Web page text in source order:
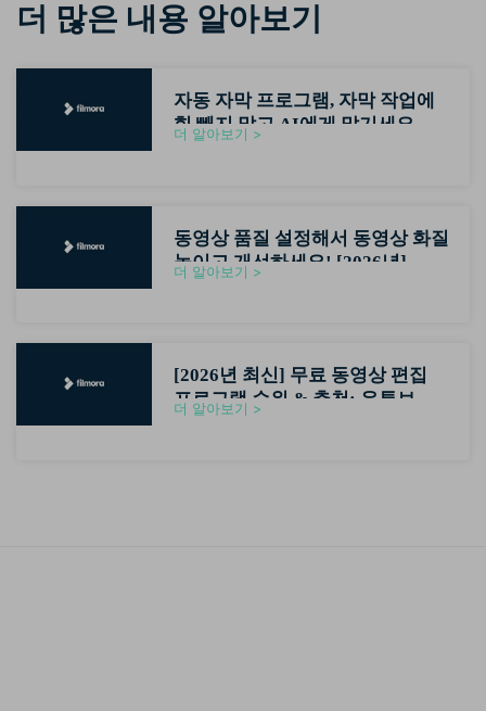
더 많은 내용 알아보기
자동 자막 프로그램, 자막 작업에
힘 빼지 말고 AI에게 맡기세요
(2026최신)
더 알아보기 >
동영상 품질 설정해서 동영상 화질
높이고 개선하세요! [2026년]
더 알아보기 >
[2026년 최신] 무료 동영상 편집
프로그램 순위 & 추천: 유튜브 초
더 알아보기 >